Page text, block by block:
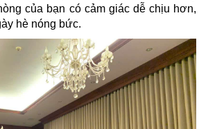
của bạn có cảm giác dễ chịu hơn,
hè nóng bức.